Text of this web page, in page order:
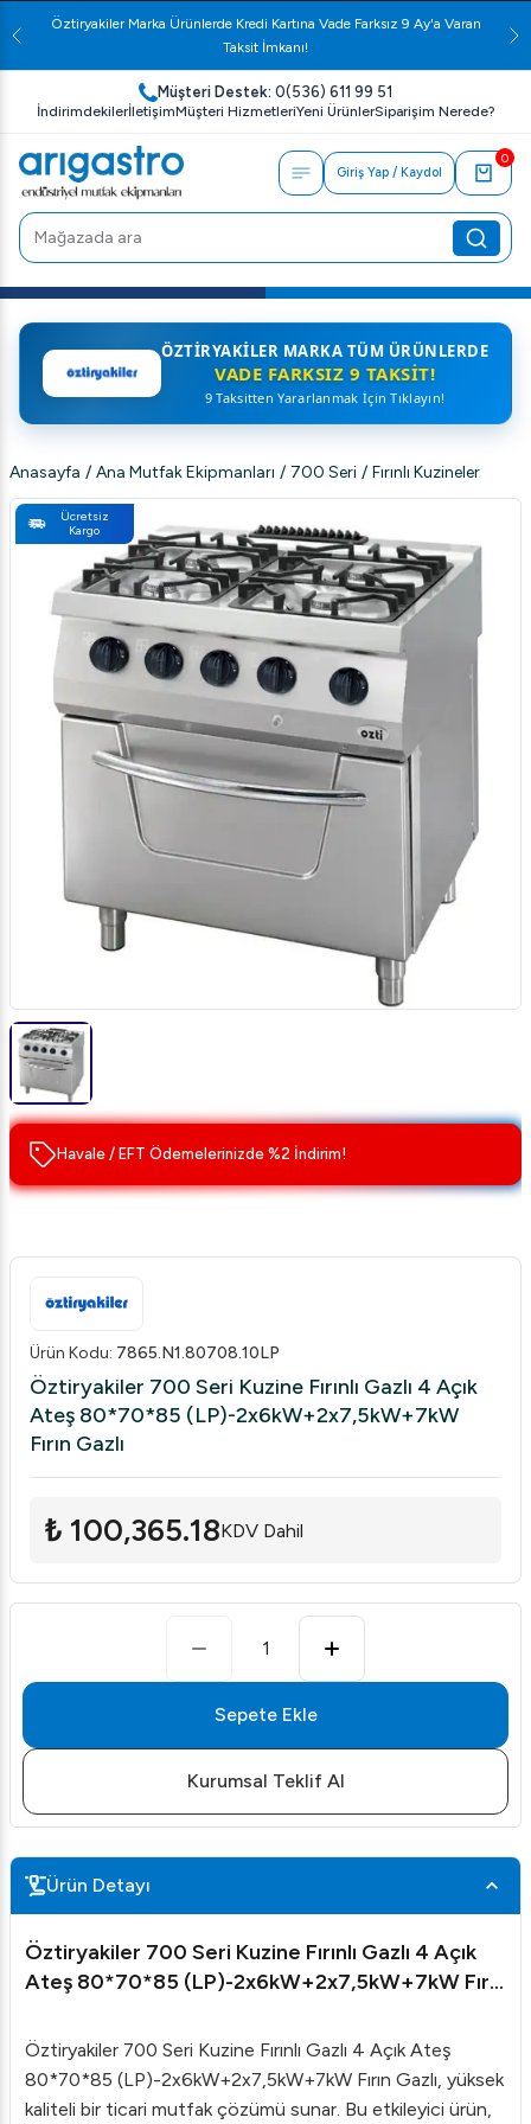
Öztiryakiler Marka Ürünlerde Kredi Kartına Vade Farksız 9 Ay'a Varan
Taksit İmkanı!
Müşteri Destek: 0(536) 611 99 51
İndirimdekilerİletişimMüşteri HizmetleriYeni ÜrünlerSiparişim Nerede?
Giriş Yap / Kaydol
0
ÖZTIRYAKILER MARKA TÜM ÜRÜNLERDE
VADE FARKSIZ 9 TAKSIT!
9 Taksitten Yararlanmak İçin Tıklayın!
Anasayfa / Ana Mutfak Ekipmanları / 700 Seri / Fırınlı Kuzineler
Ücretsiz
Kargo
Havale / EFT Ödemelerinizde %2 İndirim!
Ürün Kodu: 7865.N1.80708.10LP
Öztiryakiler 700 Seri Kuzine Fırınlı Gazlı 4 Açık
Ateş 80*70*85 (LP)-2x6kW+2x7,5kW+7kW
Fırın Gazlı
₺ 100,365.18KDV Dahil
1
Sepete Ekle
Kurumsal Teklif Al
Ürün Detayı
Öztiryakiler 700 Seri Kuzine Fırınlı Gazlı 4 Açık
Ateş 80*70*85 (LP)-2x6kW+2x7,5kW+7kW Fırın
Öztiryakiler 700 Seri Kuzine Fırınlı Gazlı 4 Açık Ateş
80*70*85 (LP)-2x6kW+2x7,5kW+7kW Fırın Gazlı, yüksek
kaliteli bir ticari mutfak çözümü sunar. Bu etkileyici ürün,